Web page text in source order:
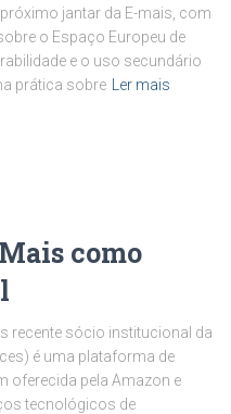
jantar da E-mais, com
o Espaço Europeu de
e o uso secundário
prática sobre
Ler mais
como
recente sócio institucional da
é uma plataforma de
oferecida pela Amazon e
tecnológicos de